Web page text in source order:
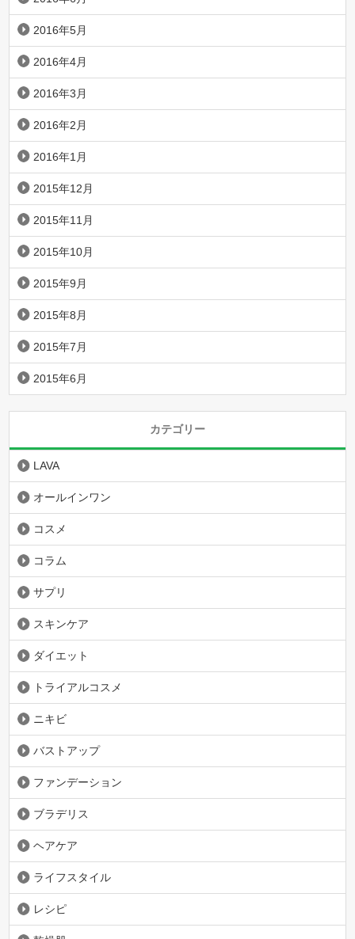
2016年5月
2016年4月
2016年3月
2016年2月
2016年1月
2015年12月
2015年11月
2015年10月
2015年9月
2015年8月
2015年7月
2015年6月
カテゴリー
LAVA
オールインワン
コスメ
コラム
サプリ
スキンケア
ダイエット
トライアルコスメ
ニキビ
バストアップ
ファンデーション
ブラデリス
ヘアケア
ライフスタイル
レシピ